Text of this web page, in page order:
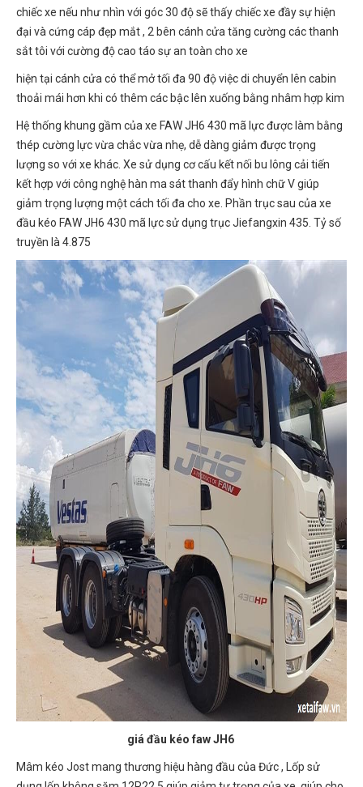
chiếc xe nếu như nhìn với góc 30 độ sẽ thấy chiếc xe đầy sự hiện
đại và cứng cáp đẹp mắt , 2 bên cánh cửa tăng cường các thanh
sắt tôi với cường độ cao táo sự an toàn cho xe
hiện tại cánh cửa có thể mở tối đa 90 độ việc di chuyển lên cabin
thoải mái hơn khi có thêm các bậc lên xuống bằng nhâm hợp kim
Hệ thống khung gầm của xe FAW JH6 430 mã lực được làm bằng
thép cường lực vừa chắc vừa nhẹ, dễ dàng giảm được trọng
lượng so với xe khác. Xe sử dụng cơ cấu kết nối bu lông cải tiến
kết hợp với công nghệ hàn ma sát thanh đẩy hình chữ V giúp
giảm trọng lượng một cách tối đa cho xe. Phần trục sau của xe
đầu kéo FAW JH6 430 mã lực sử dụng trục Jiefangxin 435. Tỷ số
truyền là 4.875
giá đầu kéo faw JH6
Mâm kéo Jost mang thương hiệu hàng đầu của Đức , Lốp sử